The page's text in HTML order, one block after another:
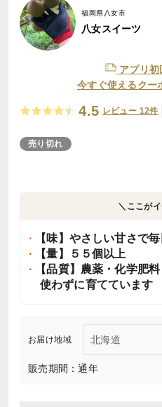
福岡県八女市
八女スイーツ
アプリ初
今すぐ使えるクー
4.5 レビュー 12件
売り切れ
＼ここが
【味】やさしい甘さで
【量】５５個以上
【品質】農薬・化学肥
使わずに育てています
お届け地域
販売期間：通年